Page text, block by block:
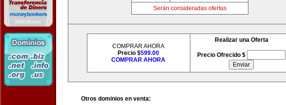
Serán consideradas ofertas
COMPRAR AHORA
Precio $599.00
COMPRAR AHORA
Realizar una Oferta
Precio Ofrecido $
Otros dominios en venta: